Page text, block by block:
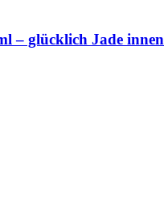
– glücklich Jade innen